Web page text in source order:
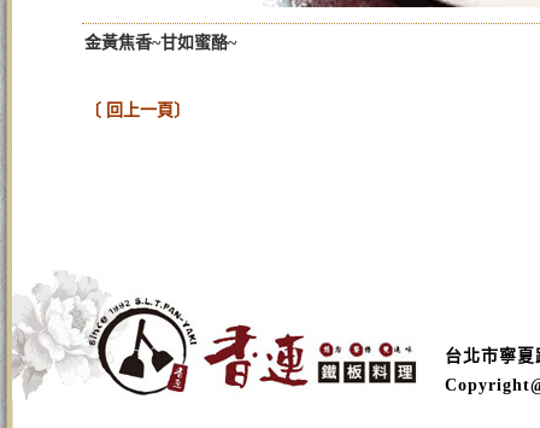
金黃焦香~甘如蜜酪~
〔 回上一頁〕
台北市寧